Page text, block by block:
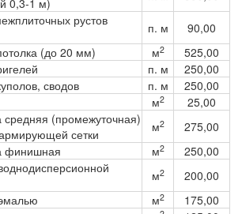
0,3-1 м)
рустов
п. м
90,00
(до 20 мм)
м2
525,00
п. м
250,00
сводов
п. м
250,00
м2
25,00
средняя (промежуточная)
сетки
м2
275,00
финишная
м2
250,00
м2
200,00
м2
175,00